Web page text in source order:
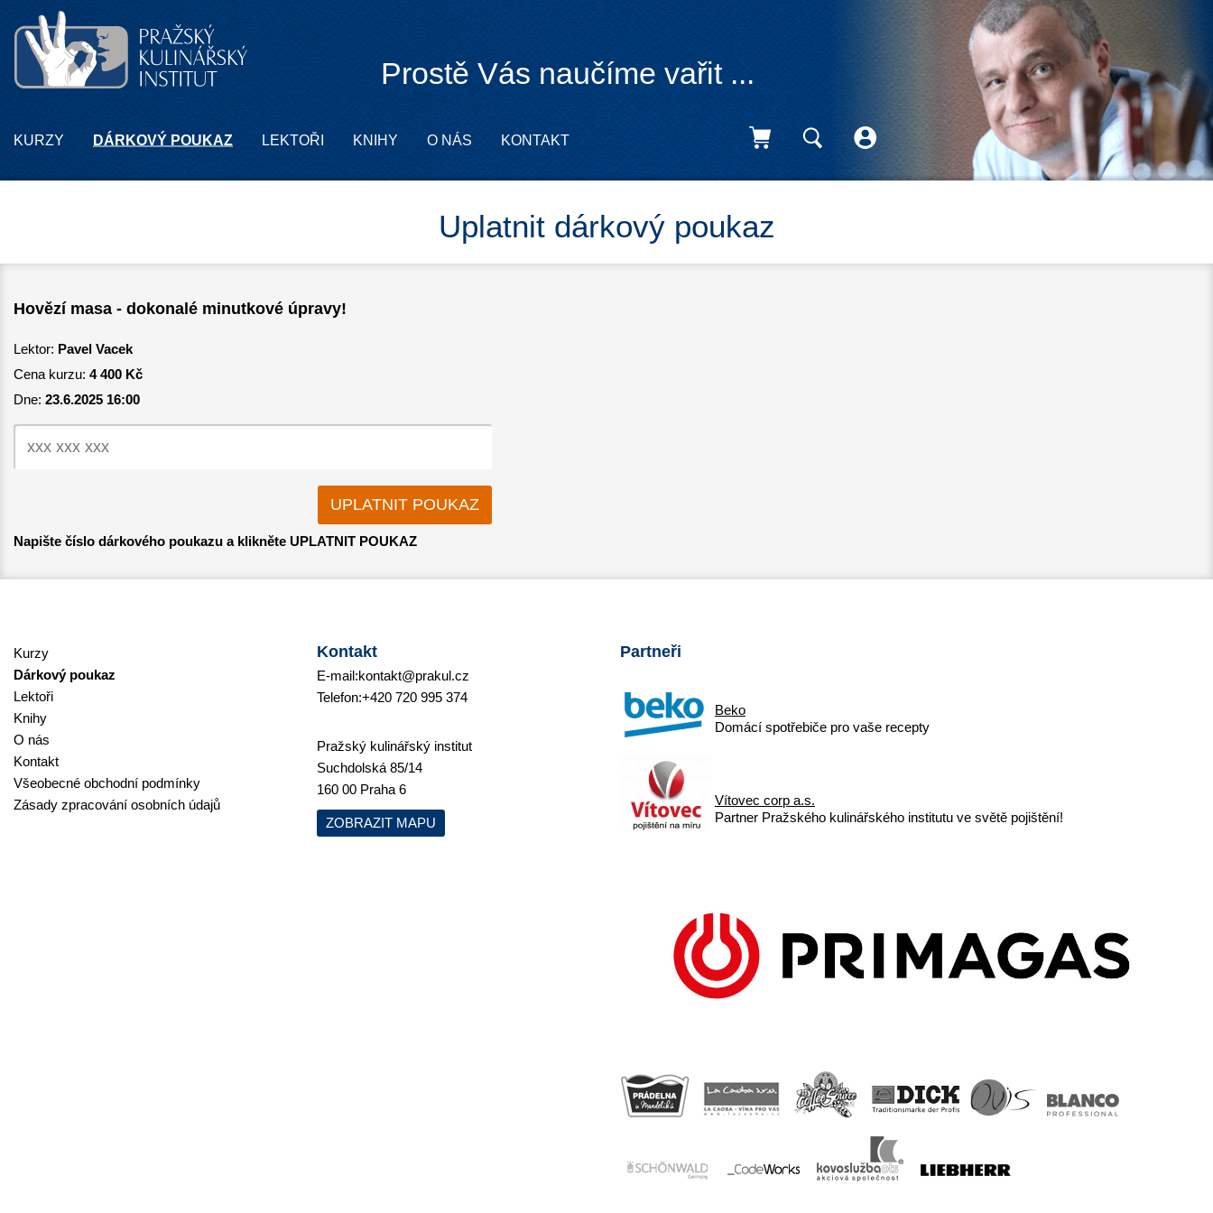
Prostě Vás naučíme vařit ...
KURZY DÁRKOVÝ POUKAZ LEKTOŘI KNIHY O NÁS KONTAKT
Uplatnit dárkový poukaz
Hovězí masa - dokonalé minutkové úpravy!
Lektor: Pavel Vacek
Cena kurzu: 4 400 Kč
Dne: 23.6.2025 16:00
Napište číslo dárkového poukazu a klikněte UPLATNIT POUKAZ
Kurzy
Dárkový poukaz
Lektoři
Knihy
O nás
Kontakt
Všeobecné obchodní podmínky
Zásady zpracování osobních údajů
Kontakt
E-mail:kontakt@prakul.cz
Telefon:+420 720 995 374
Pražský kulinářský institut
Suchdolská 85/14
160 00 Praha 6
ZOBRAZIT MAPU
Partneři
Beko
Domácí spotřebiče pro vaše recepty
Vítovec corp a.s.
Partner Pražského kulinářského institutu ve světě pojištění!